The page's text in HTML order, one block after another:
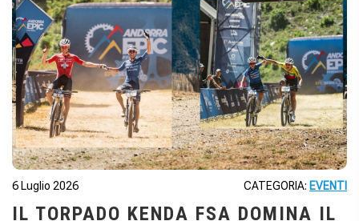
6 Luglio 2026 CATEGORIA: EVENTI
IL TORPADO KENDA FSA DOMINA IL